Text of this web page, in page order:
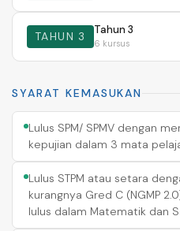
TAHUN 3 Tahun 3
6 kursus
SYARAT KEMASUKAN
Lulus SPM/ SPMV dengan
kepujian dalam 3 mata
Lulus STPM atau setara
kurangnya Gred C (NGMP
lulus dalam Matematik dan